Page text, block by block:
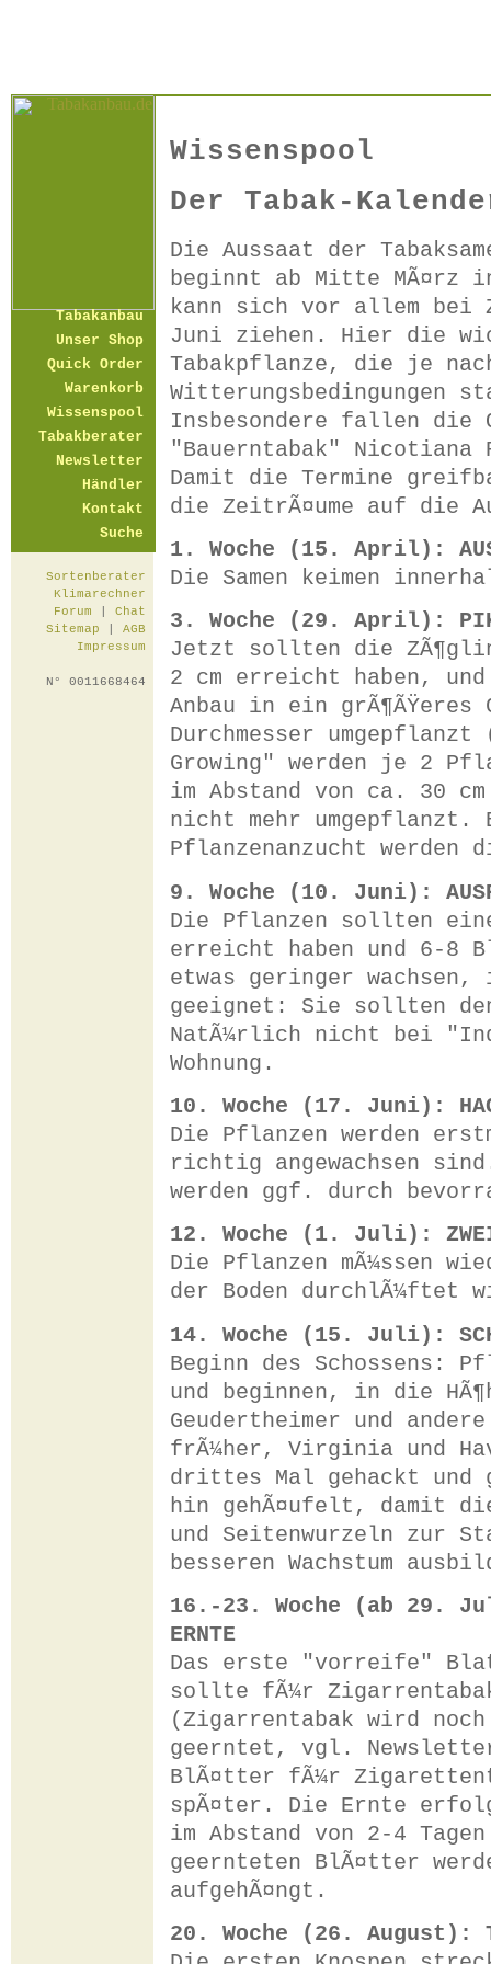
Tabakanbau
Unser Shop
Quick Order
Warenkorb
Wissenspool
Tabakberater
Newsletter
Händler
Kontakt
Suche
Sortenberater
Klimarechner
Forum
Chat
Sitemap
AGB
Impressum
N° 0011668464
Wissenspool
Der Tabak-
Die Aussaat der
beginnt ab Mitte MÃ¤rz
kann sich vor allem bei
Juni ziehen. Hier die
Tabakpflanze, die je
Witterungsbedingungen
Insbesondere fallen die
"Bauerntabak" Nicotiana
Damit die Termine
die ZeitrÃ¤ume auf die
1. Woche (15. April):
Die Samen keimen
3. Woche (29. April):
Jetzt sollten die
2 cm erreicht haben,
Anbau in ein grÃ¶ÃŸeres
Durchmesser
Growing" werden je 2
im Abstand von ca. 30
nicht mehr umgepflanzt.
Pflanzenanzucht
9. Woche (10. Juni):
Die Pflanzen sollten eine
erreicht haben und 6-8
etwas geringer
geeignet: Sie sollten
NatÃ¼rlich nicht bei
Wohnung.
10. Woche (17. Juni):
Die Pflanzen werden
richtig angewachsen sind.
werden ggf. durch
12. Woche (1. Juli):
Die Pflanzen mÃ¼ssen
der Boden durchlÃ¼ftet
14. Woche (15. Juli):
Beginn des Schossens:
und beginnen, in die
Geudertheimer und
frÃ¼her, Virginia und
drittes Mal gehackt und
hin gehÃ¤ufelt, damit
und Seitenwurzeln zur
besseren Wachstum
16.-23. Woche (ab 29.
ERNTE
Das erste "vorreife"
sollte fÃ¼r
(Zigarrentabak wird
geerntet, vgl.
BlÃ¤tter fÃ¼r
spÃ¤ter. Die Ernte
im Abstand von 2-4
geernteten BlÃ¤tter
aufgehÃ¤ngt.
20. Woche (26. August):